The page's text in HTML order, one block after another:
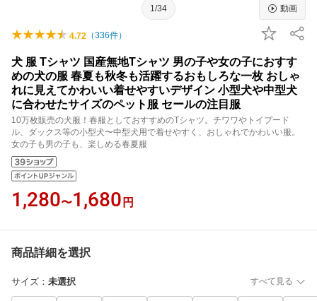
1/34 動画
4.72 （336件）
犬 服 Tシャツ 国産無地Tシャツ 男の子や女の子におすす
めの犬の服 春夏も秋冬も活躍するおもしろな一枚 おしゃ
れに見えてかわいい着せやすいデザイン 小型犬や中型犬
に合わせたサイズのペット服 セールの注目服
10万枚販売の犬服！春服としておすすめのTシャツ。チワワやトイプード
ル、ダックス等の小型犬〜中型犬用で着せやすく、おしゃれでかわいい服。
女の子も男の子も、楽しめる春夏服
1,280〜1,680 円
商品詳細を選択
サイズ ： 未選択 すべて見る